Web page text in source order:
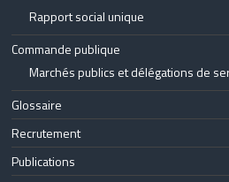
Rapport social unique
Commande publique
Marchés publics et délégations de
Glossaire
Recrutement
Publications